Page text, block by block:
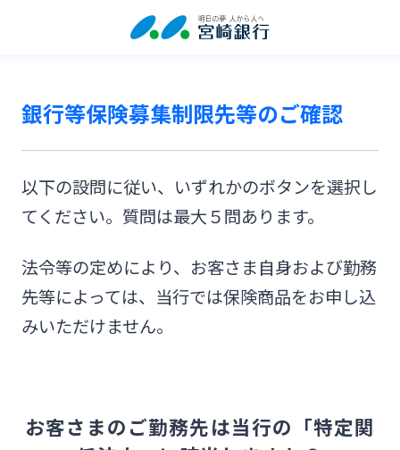
銀行等保険募集制限先等のご確認
以下の設問に従い、いずれかのボタンを選択し
てください。質問は最大５問あります。
法令等の定めにより、お客さま自身および勤務
先等によっては、当行では保険商品をお申し込
みいただけません。
お客さまのご勤務先は当行の「特定関